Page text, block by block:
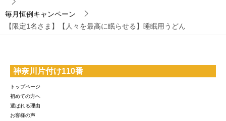
毎月恒例キャンペーン
【限定1名さま】【人々を最高に眠らせる】睡眠用うどん
神奈川片付け110番
トップページ
初めての方へ
選ばれる理由
お客様の声